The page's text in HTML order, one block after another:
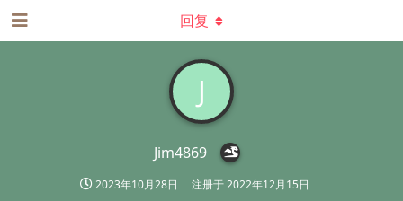
J
Jim4869
2023年10月28日 注册于2022年12月15日
回复